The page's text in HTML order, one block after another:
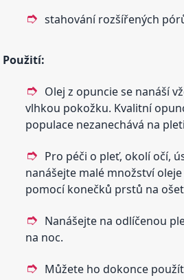
stahování rozšířených
Použití:
Olej z opuncie se nanáší
vlhkou pokožku. Kvalitní
populace nezanechává na
Pro péči o pleť, okolí očí,
nanášejte malé množství
pomocí konečků prstů na
Nanášejte na odlíčenou
na noc.
Můžete ho dokonce